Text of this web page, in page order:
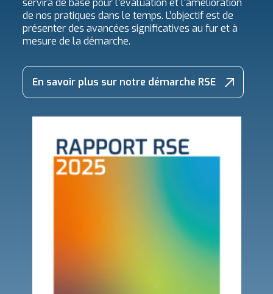
servira de base pour l’évaluation et l’amélioration
de nos pratiques dans le temps. L’objectif est de
présenter des avancées significatives au fur et à
mesure de la démarche.
En savoir plus sur notre démarche RSE